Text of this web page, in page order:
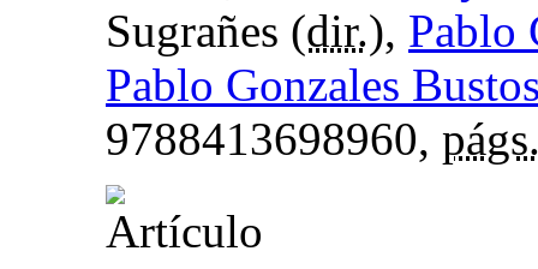
Sugrañes (dir.), Pablo
Pablo Gonzales
9788413698960,